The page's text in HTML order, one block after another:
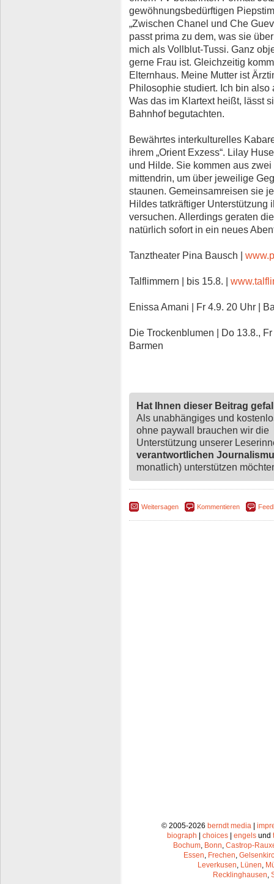
gewöhnungsbedürftigen
„Zwischen Chanel und Che
passt prima zu dem, was sie
mich als Vollblut-Tussi. Ganz
gerne Frau ist. Gleichzeitig
Elternhaus. Meine Mutter ist
Philosophie studiert. Ich bin also
Was das im Klartext heißt, lässt
Bahnhof begutachten.
Bewährtes interkulturelles
ihrem „Orient Exzess“. Lilay
und Hilde. Sie kommen aus
mittendrin, um über jeweilige
staunen. Gemeinsamreisen sie
Hildes tatkräftiger
versuchen. Allerdings geraten
natürlich sofort in ein neues
Tanztheater Pina Bausch |
Talflimmern | bis 15.8. |
Enissa Amani | Fr 4.9. 20 Uhr |
Die Trockenblumen | Do 13.8.,
Barmen
Hat Ihnen dieser Beitrag
Als unabhängiges und
ohne paywall brauchen wir die
Unterstützung unserer
verantwortlichen
monatlich) unterstützen
Weitersagen Kommentieren
© 2005-2026 berndt media|
biograph
choices engels und
Bochum, Bonn, Castrop-
Essen, Frechen,
Leverkusen, Lünen,
Recklinghausen,